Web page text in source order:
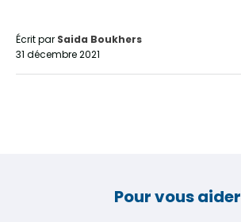
Écrit par Saida Boukhers
31 décembre 2021
Pour vous aider